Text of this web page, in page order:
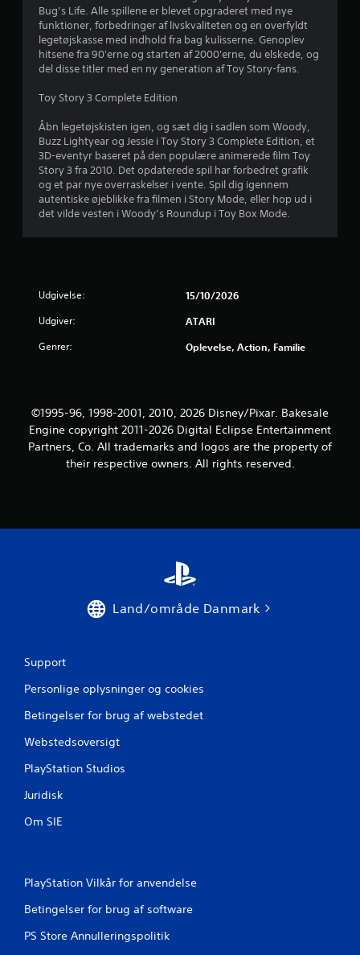
Bug’s Life. Alle spillene er blevet opgraderet med nye
funktioner, forbedringer af livskvaliteten og en overfyldt
legetøjskasse med indhold fra bag kulisserne. Genoplev
hitsene fra 90'erne og starten af ​​2000'erne, du elskede, og
del disse titler med en ny generation af Toy Story-fans.
Toy Story 3 Complete Edition
Åbn legetøjskisten igen, og sæt dig i sadlen som Woody,
Buzz Lightyear og Jessie i Toy Story 3 Complete Edition, et
3D-eventyr baseret på den populære animerede film Toy
Story 3 fra 2010. Det opdaterede spil har forbedret grafik
og et par nye overraskelser i vente. Spil dig igennem
autentiske øjeblikke fra filmen i Story Mode, eller hop ud i
det vilde vesten i Woody’s Roundup i Toy Box Mode.
Udgivelse: 15/10/2026
Udgiver: ATARI
Genrer: Oplevelse, Action, Familie
©1995-96, 1998-2001, 2010, 2026 Disney/Pixar. Bakesale
Engine copyright 2011-2026 Digital Eclipse Entertainment
Partners, Co. All trademarks and logos are the property of
their respective owners. All rights reserved.
Land/område Danmark
Support
Personlige oplysninger og cookies
Betingelser for brug af webstedet
Webstedsoversigt
PlayStation Studios
Juridisk
Om SIE
PlayStation Vilkår for anvendelse
Betingelser for brug af software
PS Store Annulleringspolitik